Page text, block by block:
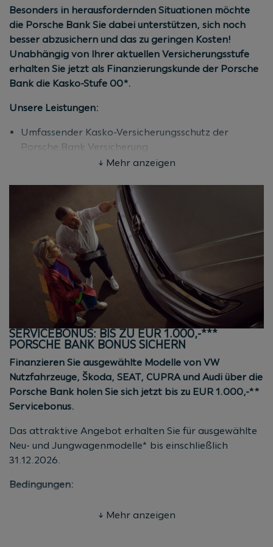
(Kaufvertrags-/Antragsdatum). Mindestnettokredit
50% vom Kaufpreis. Mindestlaufzeit 36 Monate. Stand
08/2026.
Besonders in herausfordernden Situationen möchte
die Porsche Bank Sie dabei unterstützen, sich noch
besser abzusichern und das zu geringen Kosten!
Unabhängig von Ihrer aktuellen Versicherungsstufe
erhalten Sie jetzt als Finanzierungskunde der Porsche
Bank die Kasko-Stufe 00*.
Unsere Leistungen:
Umfassender Kasko-Versicherungsschutz der
Porsche Bank Versicherung
Attraktive Prämie
Versicherung bleiben unverändert
Bedingungen:
Für alle Neu-, Jung- und Gebrauchtwagen aller
Marken
Gültig für alle Kunden mit Kaskostufe bis 09
Nicht gültig für Flottenkunden, Behörden und ARAC
Aktionszeitraum: bis 31.12.2026
(Kaufvertrags-/Antragsdatum)
* Aktion gültig bis 31.12.2026
(Kaufvertrags-/Antragsdatum). Die Aktion gilt für
Neu-, Jung- und Gebrauchtwagen aller Marken (auch
Fremdmarken) bei Finanzierung über die Porsche
Bank. Das Angebot gilt für Privatkunden,
Unternehmer sowie Mitarbeiter mit einer aktuellen
Kaskostufe bis 09. Nicht für Flottenkunden, Behörden
und ARAC. Stand
08/2026.
↓ Mehr anzeigen
SERVICEBONUS: BIS ZU EUR 1.000,-***
PORSCHE BANK BONUS SICHERN
Finanzieren Sie ausgewählte Modelle von VW
Nutzfahrzeuge, Škoda, SEAT, CUPRA und Audi über die
Porsche Bank holen Sie sich jetzt bis zu EUR 1.000,-**
Servicebonus.
Das attraktive Angebot erhalten Sie für ausgewählte
Neu- und Jungwagenmodelle* bis einschließlich
31.12.2026.
Bedingungen:
EUR 500,-* für ausgewählte Neuwagenmodelle von
Audi (ausgenommen RS-Modelle)
↓ Mehr anzeigen